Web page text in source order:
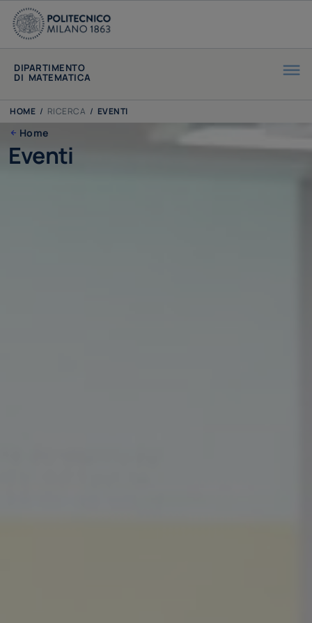
DIPARTIMENTO
DI MATEMATICA
HOME / RICERCA / EVENTI
Home
Eventi